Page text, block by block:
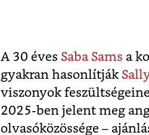
A 30 éves Saba Sams a
gyakran hasonlítják
viszonyok
2025-ben jelent meg
olvasóközössége –